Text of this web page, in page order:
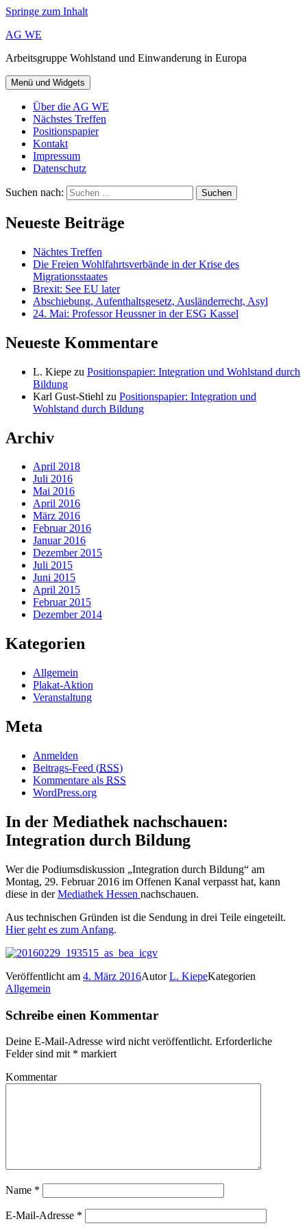
Springe zum Inhalt
AG WE
Arbeitsgruppe Wohlstand und Einwanderung in Europa
Menü und Widgets
Über die AG WE
Nächstes Treffen
Positionspapier
Kontakt
Impressum
Datenschutz
Suchen nach:
Neueste Beiträge
Nächtes Treffen
Die Freien Wohlfahrtsverbände in der Krise des
Migrationsstaates
Brexit: See EU later
Abschiebung, Aufenthaltsgesetz, Ausländerrecht, Asyl
24. Mai: Professor Heussner in der ESG Kassel
Neueste Kommentare
L. Kiepe zu Positionspapier: Integration und Wohlstand durch
Bildung
Karl Gust-Stiehl zu Positionspapier: Integration und
Wohlstand durch Bildung
Archiv
April 2018
Juli 2016
Mai 2016
April 2016
März 2016
Februar 2016
Januar 2016
Dezember 2015
Juli 2015
Juni 2015
April 2015
Februar 2015
Dezember 2014
Kategorien
Allgemein
Plakat-Aktion
Veranstaltung
Meta
Anmelden
Beitrags-Feed (RSS)
Kommentare als RSS
WordPress.org
In der Mediathek nachschauen:
Integration durch Bildung
Wer die Podiumsdiskussion „Integration durch Bildung“ am
Montag, 29. Februar 2016 im Offenen Kanal verpasst hat, kann
diese in derMediathek Hessen nachschauen.
Aus technischen Gründen ist die Sendung in drei Teile eingeteilt.
Hier geht es zum Anfang.
Veröffentlicht am 4. März 2016AutorL. KiepeKategorien
Allgemein
Schreibe einen Kommentar
Deine E-Mail-Adresse wird nicht veröffentlicht. Erforderliche
Felder sind mit * markiert
Kommentar
Name *
E-Mail-Adresse *